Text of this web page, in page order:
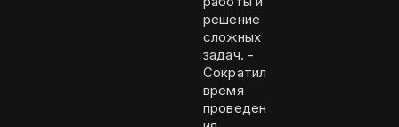
решение
сложных
задач. -
Сократил
время
проведен